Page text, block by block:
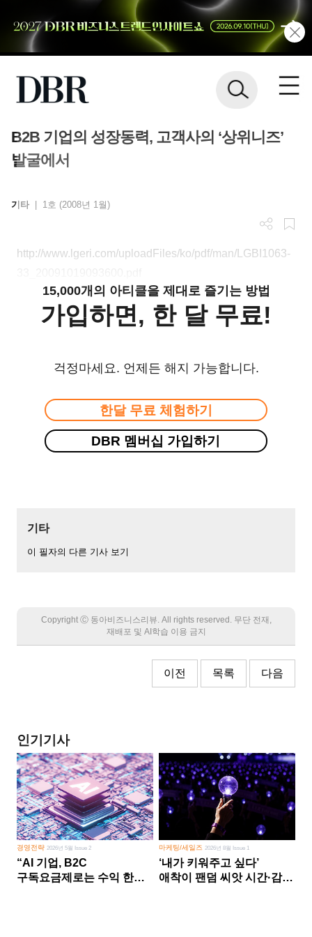
B2B 기업의 성장동력, 고객사의 ‘상위니즈’
발굴에서
기타 1호 (2008년 1월)
http://www.lgeri.com/uploadFiles/ko/pdf/man/LGBI1063-
15,000개의 아티클을 제대로 즐기는 방법
가입하면, 한 달 무료!
걱정마세요. 언제든 해지 가능합니다.
한달 무료 체험하기
DBR 멤버십 가입하기
기타
이 필자의 다른 기사 보기
Copyright Ⓒ 동아비즈니스리뷰. All rights reserved. 무단 전재,
재배포 및 AI학습 이용 금지
이전 목록 다음
인기기사
경영전략 2026년 5월 Issue 2
“AI 기업, B2C
구독요금제로는 수익 한계
마케팅/세일즈 2026년 8월 Issue 1
‘내가 키워주고 싶다’
애착이 팬덤 씨앗 시간·감정